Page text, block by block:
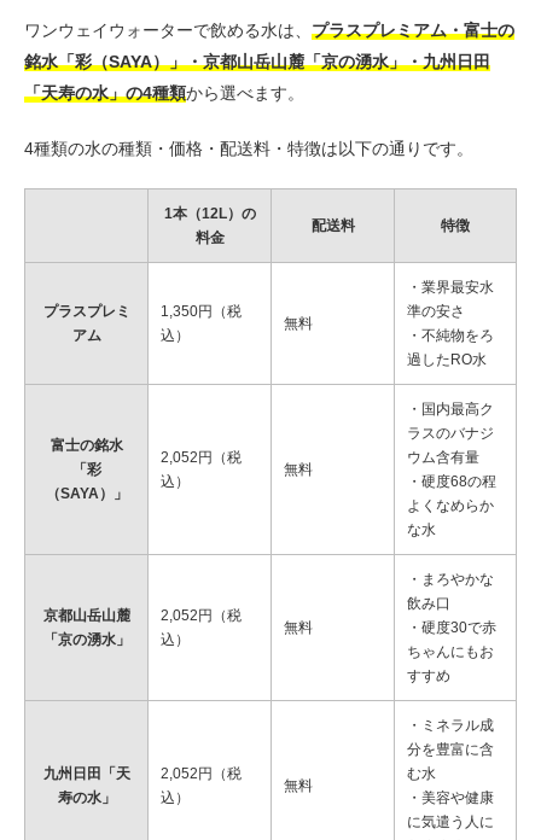
ワンウェイウォーターで飲める水は、 プラスプレミアム・富士の
銘水「彩（SAYA）」・京都山岳山麓「京の湧水」・九州日田
「天寿の水」の4種類から選べます。
4種類の水の種類・価格・配送料・特徴は以下の通りです。
1本（12L）の
料金
配送料 特徴
プラスプレミ
アム
1,350円（税
込）
無料
・業界最安水
準の安さ
・不純物をろ
過したRO水
富士の銘水
「彩
（SAYA）」
2,052円（税
込）
無料
・国内最高ク
ラスのバナジ
ウム含有量
・硬度68の程
よくなめらか
な水
京都山岳山麓
「京の湧水」
2,052円（税
込）
無料
・まろやかな
飲み口
・硬度30で赤
ちゃんにもお
すすめ
九州日田「天
寿の水」
2,052円（税
込）
無料
・ミネラル成
分を豊富に含
む水
・美容や健康
に気遣う人に